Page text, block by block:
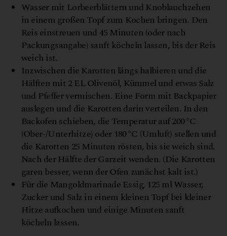
Wasser mit Lorbeerblättern und Knoblauchzehen
in einem großen Topf zum Kochen bringen. Den
Reis einstreuen und 45 Minuten (oder nach
Packungsangabe) sanft köcheln lassen, bis der Reis
weich ist.
Inzwischen die Karotten längs halbieren und die
Hälften mit 2 EL Olivenöl, Kümmel und etwas Salz
und Pfeffer vermischen. Eine Form mit Backpapier
auslegen und die Karotten darin verteilen. In den
Backofen schieben, die Temperatur auf 200 °C
(Ober-/Unterhitze) oder 180 °C (Umluft) stellen und
die Karotten 25 Minuten rösten, bis sie weich sind.
Nach der Hälfte der Garzeit wenden. (Die Karotten
garen besser, wenn der Ofen zunächst kalt ist.)
Für die Mangoldmarinade Essig, 125 ml Wasser,
Zucker und Salz in einem kleinen Topf bei kleiner
Hitze aufkochen und einige Minuten sanft
köcheln lassen.